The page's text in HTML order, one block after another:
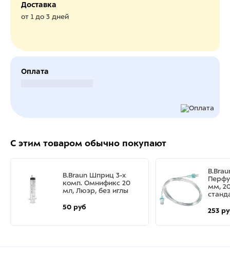
Доставка
от 1 до 3 дней
Оплата
С этим товаром обычно покупают
B.Braun Шприц 3-х
комп. Омнификс 20
мл, Люэр, без иглы
50 руб
мм,
253